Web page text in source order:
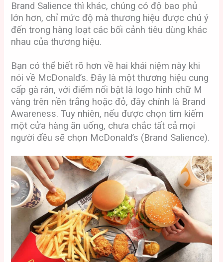
Brand Salience thì khác, chúng có độ bao phủ
lớn hơn, chỉ mức độ mà thương hiệu được chú ý
đến trong hàng loạt các bối cảnh tiêu dùng khác
nhau của thương hiệu.
Bạn có thể biết rõ hơn về hai khái niệm này khi
nói về McDonald’s. Đây là một thương hiệu cung
cấp gà rán, với điểm nổi bật là logo hình chữ M
vàng trên nền trắng hoặc đỏ, đây chính là Brand
Awareness. Tuy nhiên, nếu được chọn tìm kiếm
một cửa hàng ăn uống, chưa chắc tất cả mọi
người đều sẽ chọn McDonald’s (Brand Salience).